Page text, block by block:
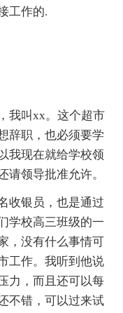
工作的.
我叫xx。这个超市
辞职，也必须要学
我现在就给学校领
请领导批准允许。
收银员，也是通过
学校高三班级的一
，没有什么事情可
工作。我听到他说
力，而且还可以每
不错，可以过来试